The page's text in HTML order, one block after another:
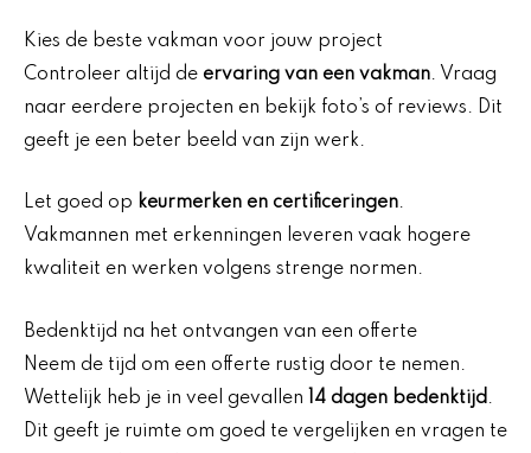
Kies de beste vakman voor jouw project
Controleer altijd de ervaring van een vakman. Vraag
naar eerdere projecten en bekijk foto’s of reviews. Dit
geeft je een beter beeld van zijn werk.
Let goed op keurmerken en certificeringen.
Vakmannen met erkenningen leveren vaak hogere
kwaliteit en werken volgens strenge normen.
Bedenktijd na het ontvangen van een offerte
Neem de tijd om een offerte rustig door te nemen.
Wettelijk heb je in veel gevallen
14 dagen bedenktijd .
Dit geeft je ruimte om goed te vergelijken en vragen te